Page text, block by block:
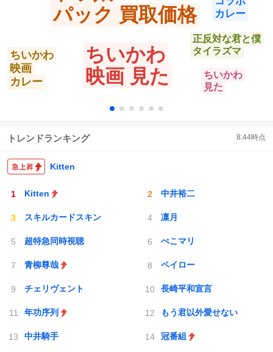
ちいかわ
映画 見た
パック 買取価格
ちいかわ
映画
カレー
正反対な君と僕
タイラズマ
カレー
ちいかわ
見た
トレンドランキング 8:44時点
Kitten
Kitten 中井裕二
スキルカードスキン 凛月
超特急同時視聴 ぺこマリ
青柳尊哉 ペイロー
チェリヴェント 長崎平和宣言
年功序列 もう君以外愛せない
中井騎手 冠番組